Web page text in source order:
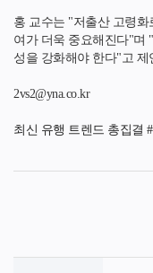
홍 교수는 "저출산 고령
여가 더욱 중요해진다"며
성을 강화해야 한다"고 제
2vs2@yna.co.kr
최신 유행 트렌드 총집결